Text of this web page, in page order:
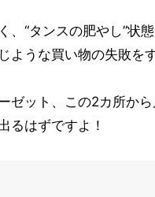
、“タンスの肥やし”状
ような買い物の失敗を
ゼット、この2カ所か
るはずですよ！